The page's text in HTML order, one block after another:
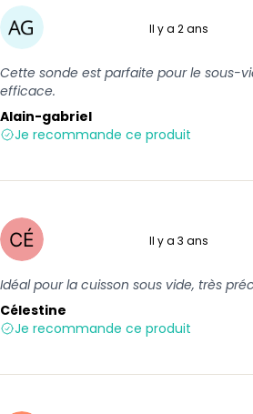
Il y a 2 ans
Cette sonde est parfaite pour le sous-
efficace.
Alain-gabriel
Je recommande ce produit
Il y a 3 ans
Idéal pour la cuisson sous vide, très
Célestine
Je recommande ce produit